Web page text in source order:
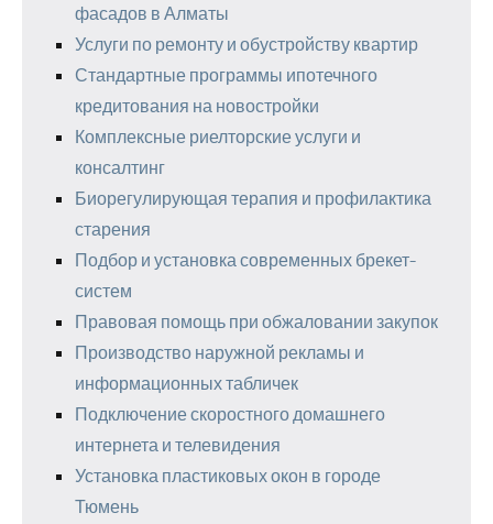
фасадов в Алматы
Услуги по ремонту и обустройству квартир
Стандартные программы ипотечного
кредитования на новостройки
Комплексные риелторские услуги и
консалтинг
Биорегулирующая терапия и профилактика
старения
Подбор и установка современных брекет-
систем
Правовая помощь при обжаловании закупок
Производство наружной рекламы и
информационных табличек
Подключение скоростного домашнего
интернета и телевидения
Установка пластиковых окон в городе
Тюмень